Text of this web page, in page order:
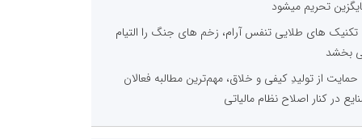
تحریم میشود
تکنیک های طلایی تنفس آرام، زخم های جنگ را التیام
بخشد
حمایت از تولیدِ کیفی و خلاق، مهم‌ترین مطالبه فعالان
در کنار اصلاح نظام مالیاتی